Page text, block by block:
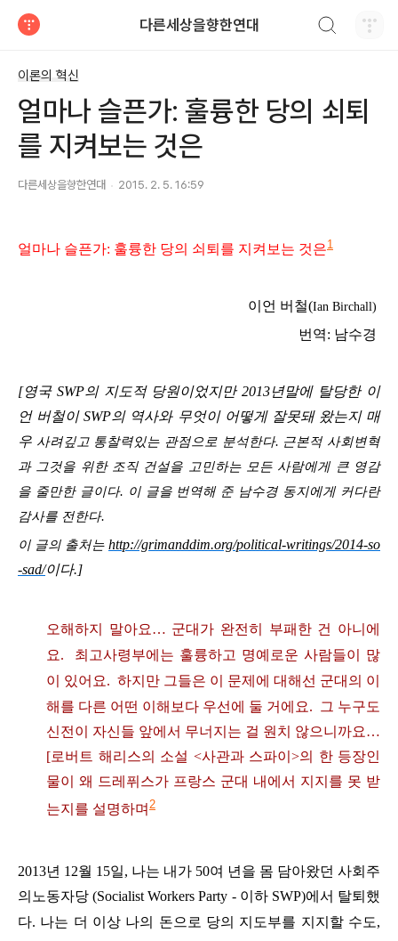
다른세상을향한연대
이론의 혁신
얼마나 슬픈가: 훌륭한 당의 쇠퇴
를 지켜보는 것은
다른세상을향한연대 2015. 2. 5. 16:59
얼마나 슬픈가: 훌륭한 당의 쇠퇴를 지켜보는 것은1
이언 버철(Ian Birchall)
번역: 남수경
[영국 SWP의 지도적 당원이었지만 2013년말에 탈당한 이
언 버철이 SWP의 역사와 무엇이 어떻게 잘못돼 왔는지 매
우 사려깊고 통찰력있는 관점으로 분석한다. 근본적 사회변혁
과 그것을 위한 조직 건설을 고민하는 모든 사람에게 큰 영감
을 줄만한 글이다. 이 글을 번역해 준 남수경 동지에게 커다란
감사를 전한다.
이 글의 출처는 http://grimanddim.org/political-writings/2014-so
-sad/이다.]
오해하지 말아요… 군대가 완전히 부패한 건
아니에
요. 최고사령부에는 훌륭하고 명예로운 사람들이
많
이
있어요. 하지만 그들은 이 문제에 대해선 군대의 이
해를 다른 어떤 이해보다 우선에 둘 거에요. 그 누구도
신전이
자신들 앞에서 무너지는 걸 원치 않으니까요…
[로버트 해리스의 소설 <사관과 스파이 >의 한 등장인
물이
왜 드레 퓌스가 프랑스 군대 내에서 지지를 못 받
는지를 설명하며 2
2013년 12월 15일, 나는 내가 50여 년을 몸 담아왔던 사회주
의노동자당 (Socialist Workers Party - 이하SWP)에서 탈퇴했
다. 나는 더 이상 나의 돈으로 당의 지도부를 지지할 수도,